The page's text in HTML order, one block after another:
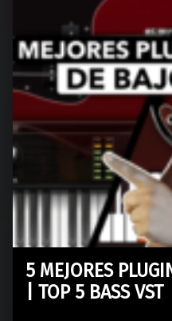
5 MEJORES
| TOP 5 BASS VST